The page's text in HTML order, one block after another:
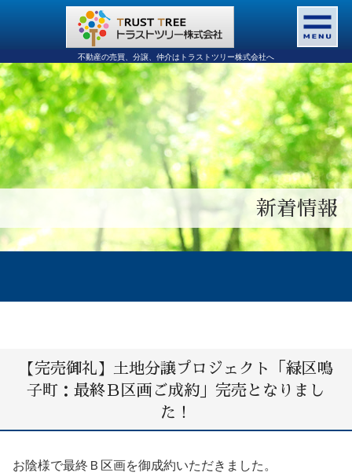
不動産の売買、分譲、仲介はトラストツリー株式会社へ
新着情報
【完売御礼】土地分譲プロジェクト「緑区鳴
子町：最終Ｂ区画ご成約」完売となりまし
た！
お陰様で最終Ｂ区画を御成約いただきました。